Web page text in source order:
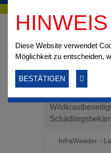
Diese Website verwendet
Möglichkeit zu entscheiden,
BESTÄTIGENKategorien
InfraWeeder -